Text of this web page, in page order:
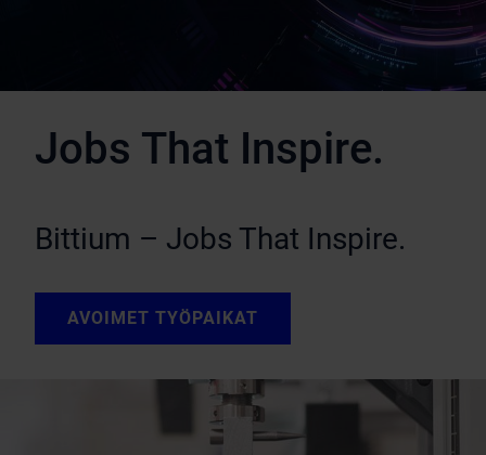
Jobs That Inspire.
Bittium – Jobs That Inspire.
AVOIMET TYÖPAIKAT